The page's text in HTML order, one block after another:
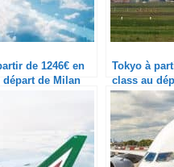
de 1246€ en
de Milan
Tokyo à
class au
Lufthansa